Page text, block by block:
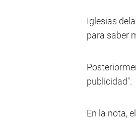
Iglesias
para saber
publicidad".
En la nota,